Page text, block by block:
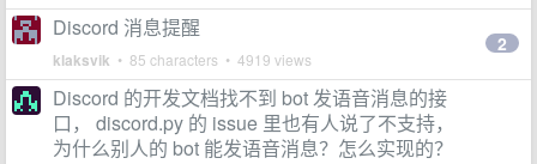
Discord 消息提醒
klaksvik • 85 characters • 4919 views
2
Discord 的开发文档找不到 bot 发语音消息的接
口， discord.py 的 issue 里也有人说了不支持，
为什么别人的 bot 能发语音消息？怎么实现的？